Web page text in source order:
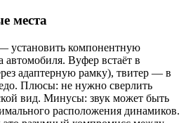
места
установить компонентную
автомобиля. Вуфер встаёт в
адаптерную рамку), твитер — в
Плюсы: не нужно сверлить
вид. Минусы: звук может быть
расположения динамиков.